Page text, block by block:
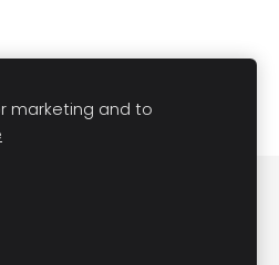
marketing and to